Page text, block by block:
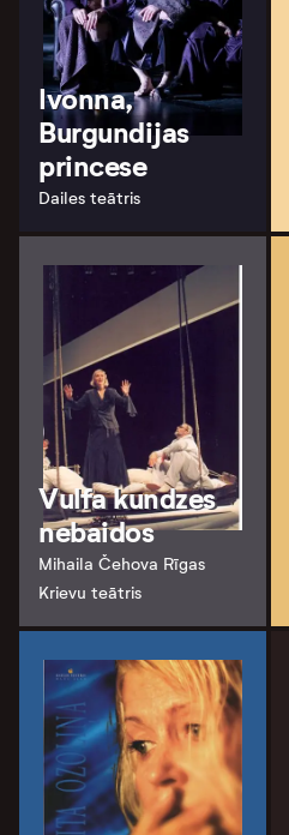
Ivonna,
Burgundijas
princese
Dailes teātris
Vulfa kundzes
nebaidos
Mihaila Čehova Rīgas
Krievu teātris